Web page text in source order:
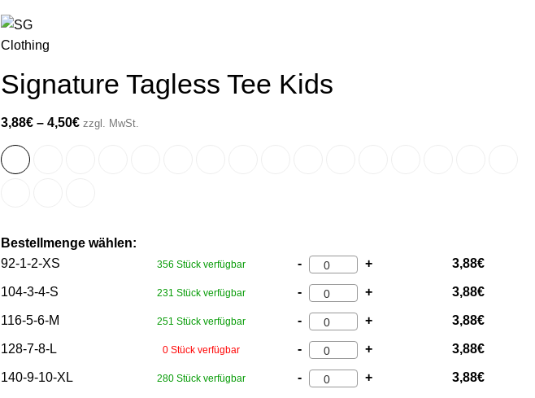
Signature Tagless Tee Kids
3,88€ – 4,50€ zzgl. MwSt.
Bestellmenge wählen:
92-1-2-XS
356 Stück verfügbar - + 3,88€
104-3-4-S 231 Stück verfügbar - + 3,88€
116-5-6-M 251 Stück verfügbar - + 3,88€
128-7-8-L 0 Stück verfügbar - + 3,88€
140-9-10-XL 280 Stück verfügbar - + 3,88€